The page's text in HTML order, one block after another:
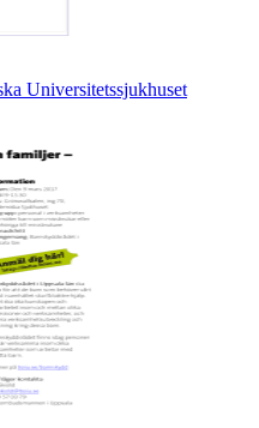
Universitetssjukhuset